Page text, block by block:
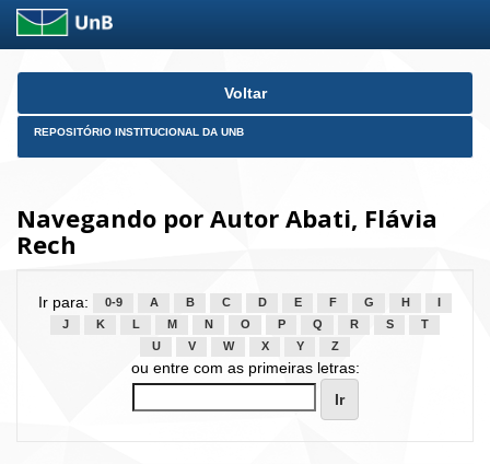
Skip
Voltar
REPOSITÓRIO INSTITUCIONAL DA UNB
Navegando por Autor Abati, Flávia
Rech
Ir para: 0-9 A B C D E F G H
J
K L M N O P Q R S
T
U
V W X Y Z
ou entre com as primeiras letras: